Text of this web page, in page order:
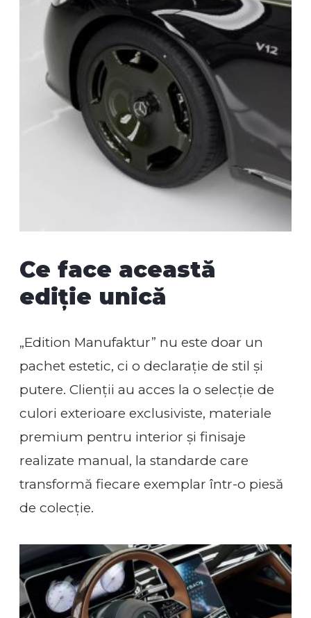
Ce face această
ediție unică
„Edition Manufaktur” nu este doar un
pachet estetic, ci o declarație de stil și
putere. Clienții au acces la o selecție de
culori exterioare exclusiviste, materiale
premium pentru interior și finisaje
realizate manual, la standarde care
transformă fiecare exemplar într-o piesă
de colecție.